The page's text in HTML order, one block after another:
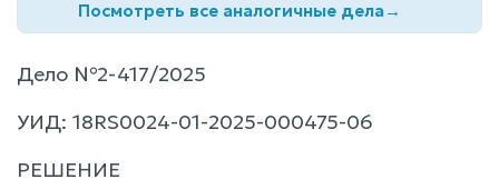
Посмотреть все аналогичные дела→
Дело №2-417/2025
УИД: 18RS0024-01-2025-000475-06
РЕШЕНИЕ